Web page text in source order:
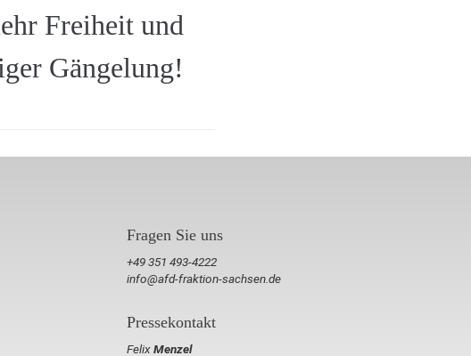
Freiheit und
Gängelung!
Fragen Sie uns
+49 351 493-4222
info@afd-fraktion-sachsen.de
Pressekontakt
FelixMenzel